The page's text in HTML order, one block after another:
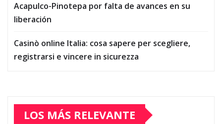
Acapulco-Pinotepa por falta de avances en su
liberación
Casinò online Italia: cosa sapere per scegliere,
registrarsi e vincere in sicurezza
LOS MÁS RELEVANTE